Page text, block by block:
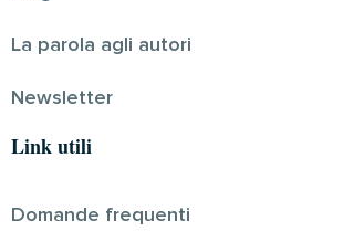
La parola agli autori
Newsletter
Link utili
Domande frequenti